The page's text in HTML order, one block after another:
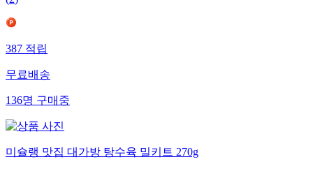
387 적립
무료배송
136명 구매중
미슐랭 맛집 대가방 탕수육 밀키트 270g